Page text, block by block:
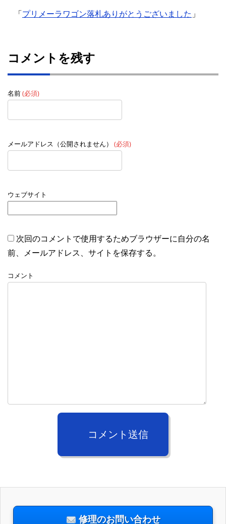
「プリメーラワゴン落札ありがとうございました 」
コメントを残す
名前(必須)
メールアドレス（公開されません） (必須)
ウェブサイト
次回のコメントで使用するためブラウザーに自分の名
前、メールアドレス、サイトを保存する。
コメント
コメント送信
修理のお問い合わせ